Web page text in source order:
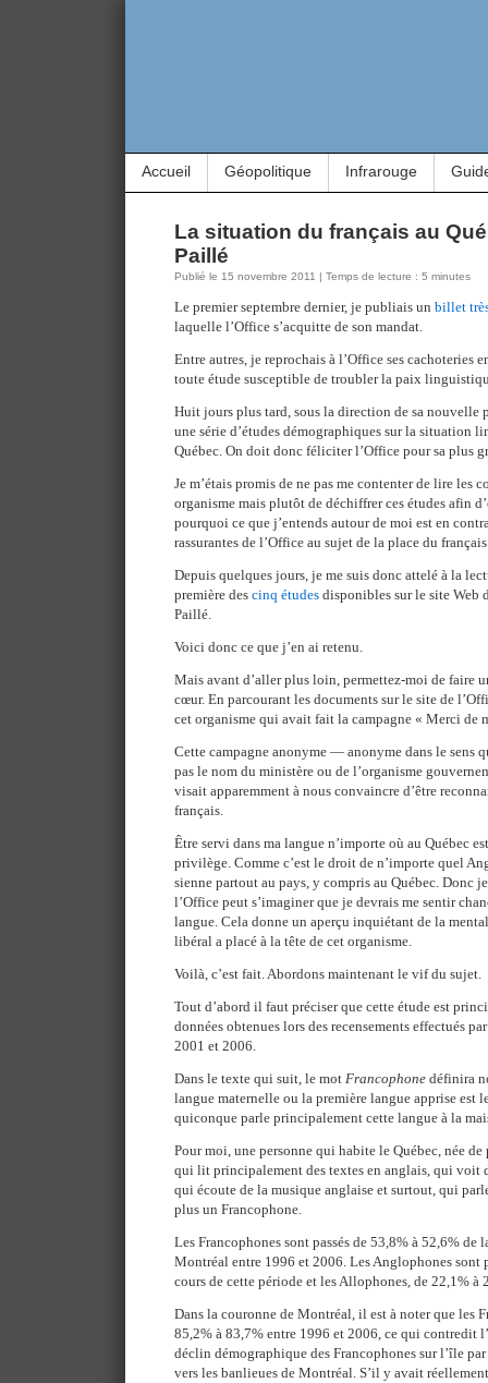
Accueil Géopolitique Infrarouge
La situation du français au
Paillé
Publié le 15 novembre 2011 | Temps de lecture : 5 minutes
Le premier septembre dernier, je publiais un billet
laquelle l’Office s’acquitte de son mandat.
Entre autres, je reprochais à l’Office ses cachoteries
toute étude susceptible de troubler la paix
Huit jours plus tard, sous la direction de sa nouvelle
une série d’études démographiques sur la situation
Québec. On doit donc féliciter l’Office pour sa plus
Je m’étais promis de ne pas me contenter de lire les
organisme mais plutôt de déchiffrer ces études afin
pourquoi ce que j’entends autour de moi est en
rassurantes de l’Office au sujet de la place du
Depuis quelques jours, je me suis donc attelé à la
première des cinq études disponibles sur le site Web
Paillé.
Voici donc ce que j’en ai retenu.
Mais avant d’aller plus loin, permettez-moi de faire
cœur. En parcourant les documents sur le site de
cet organisme qui avait fait la campagne « Merci de
Cette campagne anonyme — anonyme dans le sens
pas le nom du ministère ou de l’organisme
visait apparemment à nous convaincre d’être
français.
Être servi dans ma langue n’importe où au Québec
privilège. Comme c’est le droit de n’importe quel
sienne partout au pays, y compris au Québec. Donc
l’Office peut s’imaginer que je devrais me sentir
langue. Cela donne un aperçu inquiétant de la
libéral a placé à la tête de cet organisme.
Voilà, c’est fait. Abordons maintenant le vif du sujet.
Tout d’abord il faut préciser que cette étude est
données obtenues lors des recensements effectués
2001 et 2006.
Dans le texte qui suit, le mot Francophone définira
langue maternelle ou la première langue apprise est
quiconque parle principalement cette langue à la
Pour moi, une personne qui habite le Québec, née de
qui lit principalement des textes en anglais, qui voit
qui écoute de la musique anglaise et surtout, qui
plus un Francophone.
Les Francophones sont passés de 53,8% à 52,6% de
Montréal entre 1996 et 2006. Les Anglophones sont
cours de cette période et les Allophones, de 22,1% à
Dans la couronne de Montréal, il est à noter que les
85,2% à 83,7% entre 1996 et 2006, ce qui contredit
déclin démographique des Francophones sur l’île
vers les banlieues de Montréal. S’il y avait